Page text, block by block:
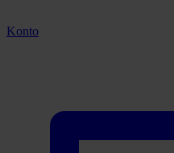
Konto